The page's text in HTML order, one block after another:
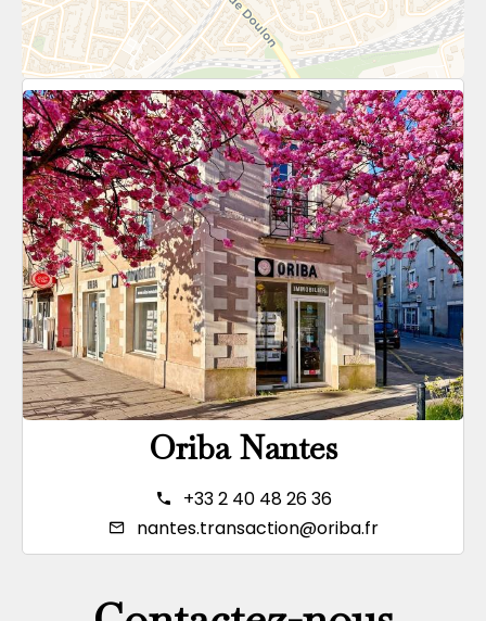
Oriba Nantes
+33 2 40 48 26 36
nantes.transaction@oriba.fr